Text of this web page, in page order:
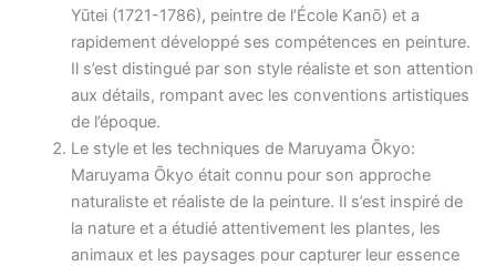
Yūtei (1721-1786), peintre de l’École Kanō) et a
rapidement développé ses compétences en peinture.
Il s’est distingué par son style réaliste et son attention
aux détails, rompant avec les conventions artistiques
de l’époque.
Le style et les techniques de Maruyama Ōkyo:
Maruyama Ōkyo était connu pour son approche
naturaliste et réaliste de la peinture. Il s’est inspiré de
la nature et a étudié attentivement les plantes, les
animaux et les paysages pour capturer leur essence